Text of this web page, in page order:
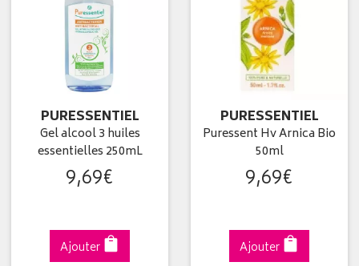
PURESSENTIEL
Gel alcool 3 huiles
essentielles 250mL
9,69€
Ajouter
PURESSENTIEL
Puressent Hv Arnica Bio
50ml
9,69€
Ajouter